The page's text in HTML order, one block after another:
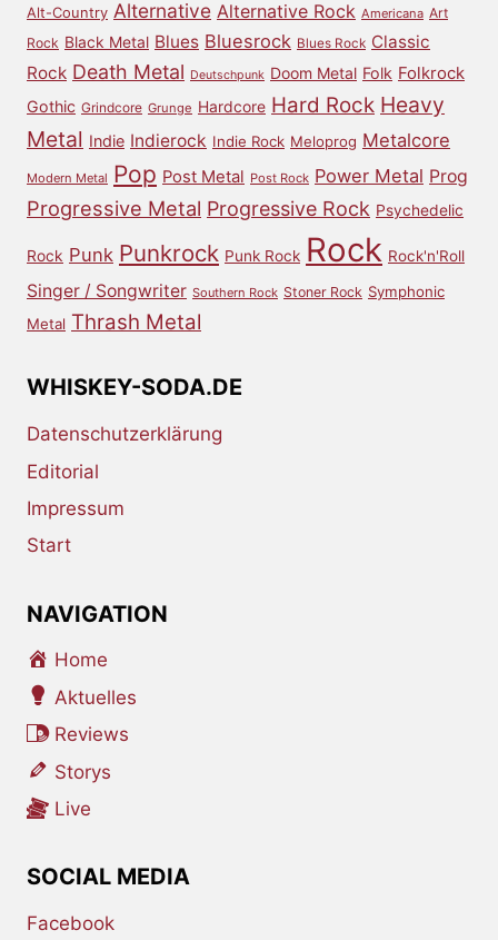
Alt-Country Alternative Alternative Rock Americana Art
Rock Black Metal Blues Bluesrock Blues Rock Classic
Rock Death Metal Deutschpunk Doom Metal Folk Folkrock
Gothic Grindcore Grunge Hardcore Hard Rock Heavy
Metal Indie Indierock Indie Rock Meloprog Metalcore
Modern Metal Pop Post Metal Post Rock Power Metal Prog
Progressive Metal Progressive Rock Psychedelic
Rock Punk Punkrock Punk Rock Rock Rock'n'Roll
Singer / Songwriter Southern Rock Stoner Rock Symphonic
Metal Thrash Metal
WHISKEY-SODA.DE
Datenschutzerklärung
Editorial
Impressum
Start
NAVIGATION
Home
Aktuelles
Reviews
Storys
Live
SOCIAL MEDIA
Facebook